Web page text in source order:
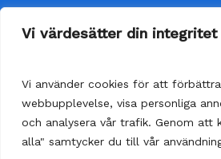
Vi värdesätter din integritet
Vi använder cookies för att
webbupplevelse, visa personliga
och analysera vår trafik. Genom att
alla" samtycker du till vår
Delsumma:
Kundtjänst
Vår kundtjänst har öppet alla
Vi besvarar dina frågor så
senast inom 48